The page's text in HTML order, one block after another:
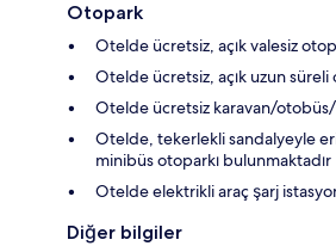
Otopark
Otelde ücretsiz, açık valesiz
Otelde ücretsiz, açık uzun
Otelde ücretsiz karavan/
Otelde, tekerlekli sandalyeyle
minibüs otoparkı bulunmaktadır
Otelde elektrikli araç şarj
Diğer bilgiler